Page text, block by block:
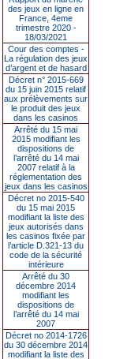
des jeux en ligne en
France, 4eme
trimestre 2020 -
18/03/2021
Cour des comptes -
La régulation des jeux
d’argent et de hasard
Décret n° 2015-669
du 15 juin 2015 relatif
aux prélèvements sur
le produit des jeux
dans les casinos
Arrêté du 15 mai
2015 modifiant les
dispositions de
l’arrêté du 14 mai
2007 relatif à la
réglementation des
jeux dans les casinos
Décret no 2015-540
du 15 mai 2015
modifiant la liste des
jeux autorisés dans
les casinos fixée par
l’article D.321-13 du
code de la sécurité
intérieure
Arrêté du 30
décembre 2014
modifiant les
dispositions de
l’arrêté du 14 mai
2007
Décret no 2014-1726
du 30 décembre 2014
modifiant la liste des